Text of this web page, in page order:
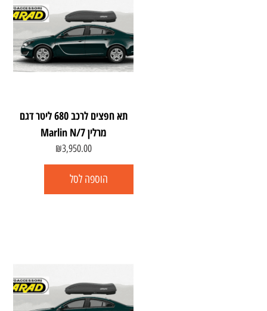
תא חפצים לרכב 680 ליטר דגם
מרלין Marlin N/7
₪3,950.00
הוספה לסל